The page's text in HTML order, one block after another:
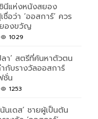
นีแห่งหนังสยอง
อว่า ‘ออสการ์’ ควร
องขวัญ
1029
ลา’ สตรีที่ค้นหาตัวตน
กับรางวัลออสการ์
ชั่น
1253
นเดส’ ชายผู้เป็นต้น